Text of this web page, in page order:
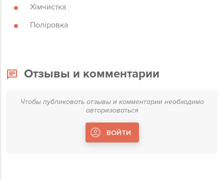
Хімчистка⠀
Поліровка
Отзывы и комментарии
Чтобы публиковать отзывы и комментарии необходимо
авторизоваться
ВОЙТИ